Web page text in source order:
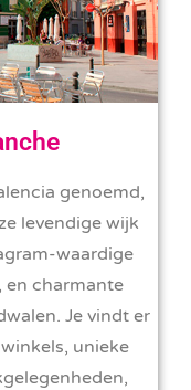
genoemd,
levendige wijk
waardige
en charmante
Je vindt er
unieke